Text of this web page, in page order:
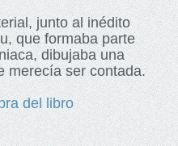
junto al inédito
que formaba parte
dibujaba una
merecía ser contada.
del libro